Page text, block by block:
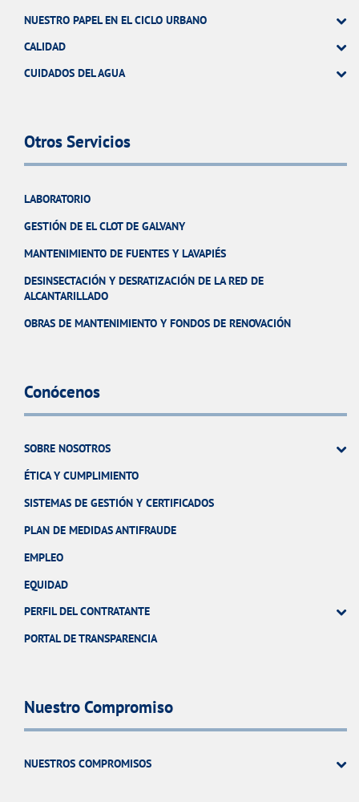
NUESTRO PAPEL EN EL CICLO URBANO
CALIDAD
CUIDADOS DEL AGUA
Otros Servicios
LABORATORIO
GESTIÓN DE EL CLOT DE GALVANY
MANTENIMIENTO DE FUENTES Y LAVAPIÉS
DESINSECTACIÓN Y DESRATIZACIÓN DE LA RED DE
ALCANTARILLADO
OBRAS DE MANTENIMIENTO Y FONDOS DE RENOVACIÓN
Conócenos
SOBRE NOSOTROS
ÉTICA Y CUMPLIMIENTO
SISTEMAS DE GESTIÓN Y CERTIFICADOS
PLAN DE MEDIDAS ANTIFRAUDE
EMPLEO
EQUIDAD
PERFIL DEL CONTRATANTE
PORTAL DE TRANSPARENCIA
Nuestro Compromiso
NUESTROS COMPROMISOS